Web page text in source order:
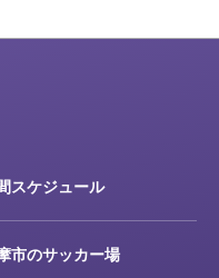
スケジュール
市のサッカー場